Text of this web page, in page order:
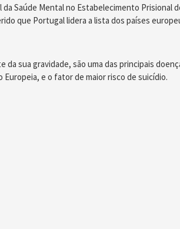
Saúde Mental no Estabelecimento Prisional
que Portugal lidera a lista dos países
sua gravidade, são uma das principais
e o fator de maior risco de suicídio.